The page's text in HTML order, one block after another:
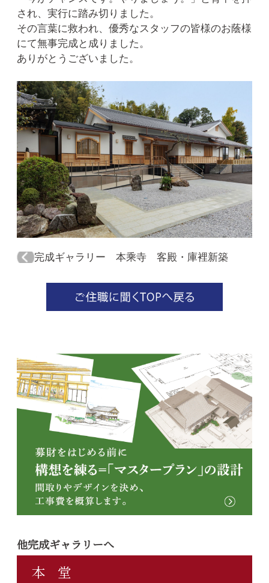
され、実行に踏み切りました。
その言葉に救われ、優秀なスタッフの皆様のお蔭様
にて無事完成と成りました。
ありがとうございました。
完成ギャラリー 本乘寺 客殿・庫裡新築
他完成ギャラリーへ
本 堂